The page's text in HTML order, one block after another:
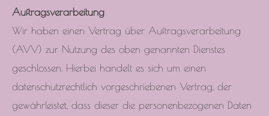
Auftragsverarbeitung
Wir haben einen Vertrag über Auftragsverarbeitung
(AVV) zur Nutzung des oben genannten Dienstes
geschlossen. Hierbei handelt es sich um einen
datenschutzrechtlich vorgeschriebenen Vertrag, der
gewährleistet, dass dieser die personenbezogenen Daten